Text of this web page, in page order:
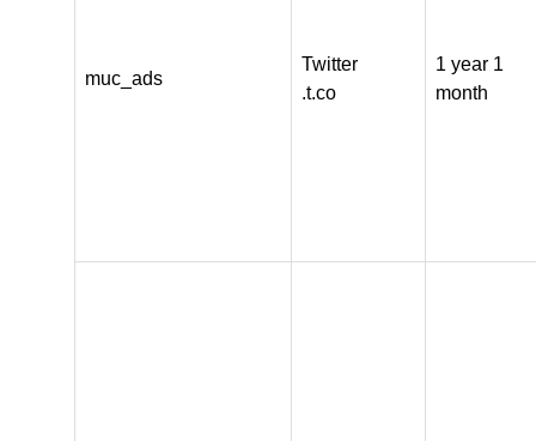
muc_ads
Twitter
.t.co
1 year 1
month